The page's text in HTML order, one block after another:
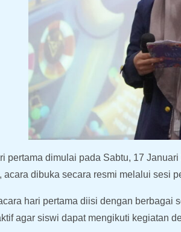
pertama dimulai pada Sabtu, 17
acara dibuka secara resmi melalui sesi
hari pertama diisi dengan berbagai
agar siswi dapat mengikuti kegiatan